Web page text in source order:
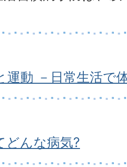
運動 －日常生活で
どんな病気?